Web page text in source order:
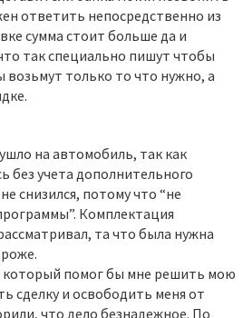
ответить непосредственно из
сумма стоит больше да и
так специально пишут чтобы
только то что нужно, а
на автомобиль, так как
без учета дополнительного
снизился, потому что “не
Комплектация
та что была нужна
который помог бы мне решить мою
сделку и освободить меня от
что дело безнадежное. По